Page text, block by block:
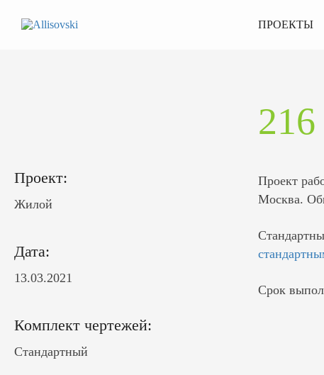
ПРОЕКТЫ
216
Проект
Москва.
Срок
Проект:
Жилой
Дата:
13.03.2021
Комплект чертежей:
Стандартный